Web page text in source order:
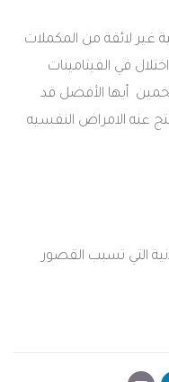
غير لائقة من المكملات
اختلال في الفيتامينات
أيها الأفضل قد
عنه الامراض النفسيه
التي تسبب القصور